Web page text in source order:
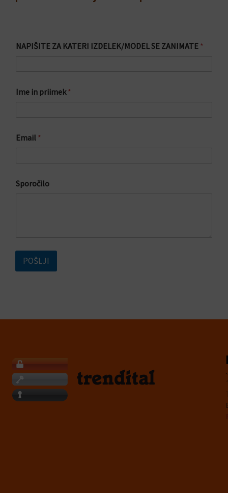
NAPIŠITE ZA KATERI IZDELEK/MODEL SE ZANIMATE *
Ime in priimek*
r
e
k
Email *
Sporočilo
POŠLJI